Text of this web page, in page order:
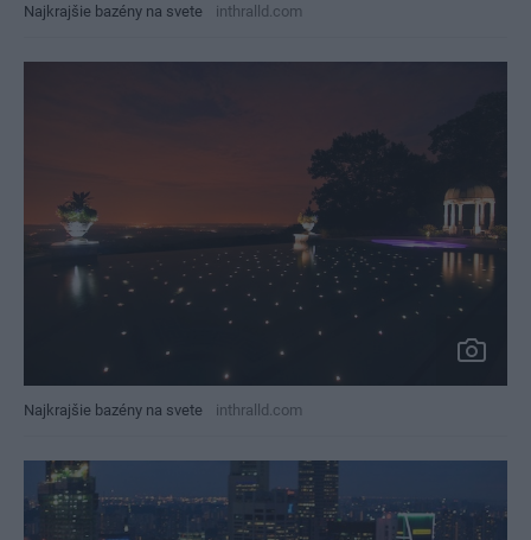
Najkrajšie bazény na svete inthralld.com
Najkrajšie bazény na svete inthralld.com